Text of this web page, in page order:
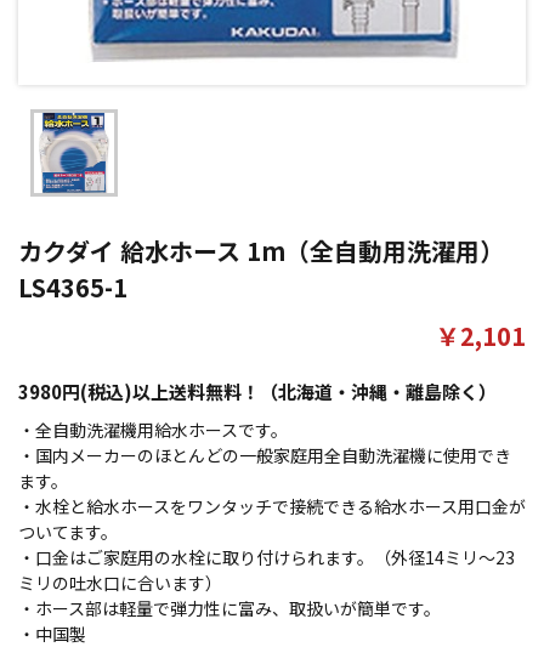
カクダイ 給水ホース 1m（全自動用洗濯用）
LS4365-1
3980円(税込)以上送料無料！（北海道・沖縄・離島除く）
￥2,101
・全自動洗濯機用給水ホースです。
・国内メーカーのほとんどの一般家庭用全自動洗濯機に使用でき
ます。
・水栓と給水ホースをワンタッチで接続できる給水ホース用口金が
ついてます。
・口金はご家庭用の水栓に取り付けられます。（外径14ミリ～23
ミリの吐水口に合います）
・ホース部は軽量で弾力性に富み、取扱いが簡単です。
・中国製